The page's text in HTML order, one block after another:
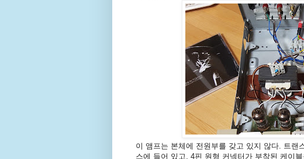
이 앰프는 본체에 전원부를 갖고 있지 않다. 트랜
스에 들어 있고, 4핀 원형 커넥터가 부착된 케이